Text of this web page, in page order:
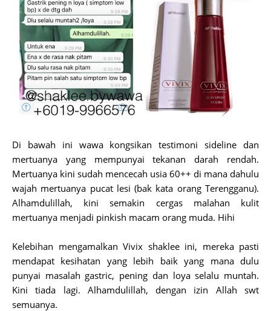
Di bawah ini wawa kongsikan testimoni sideline dan
mertuanya yang mempunyai tekanan darah rendah.
Mertuanya kini sudah mencecah usia 60++ di mana dahulu
wajah mertuanya pucat lesi (bak kata orang Terengganu).
Alhamdulillah, kini semakin cergas malahan kulit
mertuanya menjadi pinkish macam orang muda. Hihi
Kelebihan mengamalkan Vivix shaklee ini, mereka pasti
mendapat kesihatan yang lebih baik yang mana dulu
punyai masalah gastric, pening dan loya selalu muntah.
Kini tiada lagi. Alhamdulillah, dengan izin Allah swt
semuanya.